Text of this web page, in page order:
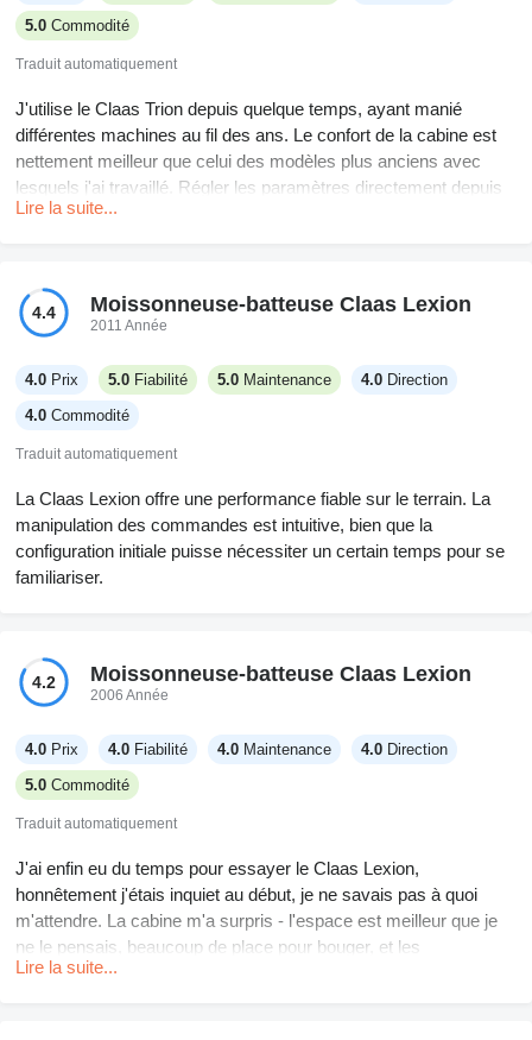
5.0 Commodité
Traduit automatiquement
J'utilise le Claas Trion depuis quelque temps, ayant manié
différentes machines au fil des ans. Le confort de la cabine est
nettement meilleur que celui des modèles plus anciens avec
lesquels j'ai travaillé. Régler les paramètres directement depuis
le téléphone ? C'est un ajout sympa, ça améliore vraiment le
efficace pour mon échelle d'exploitation. Il y a une légère courbe
d'apprentissage pour certaines fonctionnalités, mais dans
l'ensemble, il correspond bien à nos besoins.
Lire la suite...
4.4 Moissonneuse-batteuse Claas Lexion
2011 Année
4.0 Prix 5.0 Fiabilité 5.0 Maintenance 4.0 Direction
4.0 Commodité
Traduit automatiquement
La Claas Lexion offre une performance fiable sur le terrain. La
manipulation des commandes est intuitive, bien que la
configuration initiale puisse nécessiter un certain temps pour se
familiariser.
4.2 Moissonneuse-batteuse Claas Lexion
2006 Année
4.0 Prix 4.0 Fiabilité 4.0 Maintenance 4.0 Direction
5.0 Commodité
Traduit automatiquement
J'ai enfin eu du temps pour essayer le Claas Lexion,
honnêtement j'étais inquiet au début, je ne savais pas à quoi
m'attendre. La cabine m'a surpris - l'espace est meilleur que je
ne le pensais, beaucoup de place pour bouger, et les
rétroviseurs sont plutôt corrects même pour son âge (c'est un
Lire la suite...